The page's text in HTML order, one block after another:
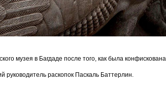
музея в Багдаде после того, как была конфискована
руководитель раскопок Паскаль Баттерлин.